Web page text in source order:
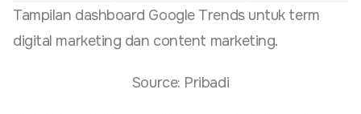
Tampilan dashboard Google Trends untuk term
digital marketing dan content marketing.
Source: Pribadi